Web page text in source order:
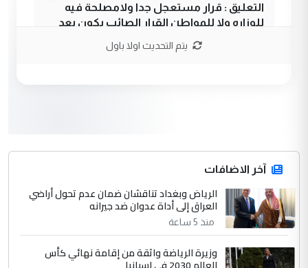
التعليق : قرار مستعجل جدا ولامصلحة فيه
للوزاره ولا للمواطن القرار الصائب يكون بعد
جنسية الرافد الثالث للعراق ومن اصول عريقة
ابا فرات ...
الموضوع :
الجواهري يرد على صدام حسين سل
مضجعيك يابن الزنا (نص كامل)
سردار
يتم التحديث اولا باول
آخر الاضافات
الرياض وبغداد تناقشان ضمان عدم تحول أراضي
العراق إلى أداة عدوان ضد جيرانه
منذ 5 ساعة
وزيرة الرياضة واثقة من إقامة نهائي كأس